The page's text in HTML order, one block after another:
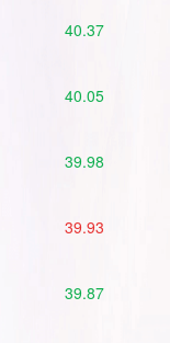
40.37
40.05
39.98
39.93
39.87